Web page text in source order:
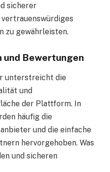
sicherer
zu gewährleisten.
Bewertungen
unterstreicht die
und
der Plattform. In
häufig die
und die einfache
hervorgehoben. Was
und sicheren